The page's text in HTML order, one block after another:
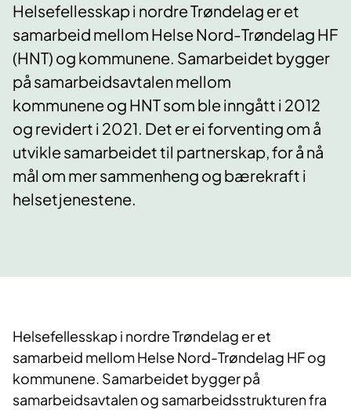
Helsefellesskap i nordre Trøndelag er et
samarbeid mellom Helse Nord-Trøndelag HF
(HNT) og kommunene. Samarbeidet bygger
på samarbeidsavtalen mellom
kommunene og HNT som ble inngått i 2012
og revidert i 2021. Det er ei forventing om å
utvikle samarbeidet til partnerskap, for å nå
mål om mer sammenheng og bærekraft i
helsetjenestene.
Helsefellesskap i nordre Trøndelag er et
samarbeid mellom Helse Nord-Trøndelag HF og
kommunene. Samarbeidet bygger på
samarbeidsavtalen og samarbeidsstrukturen fra